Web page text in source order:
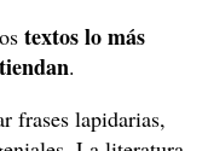
textos lo más
.
frases lapidarias,